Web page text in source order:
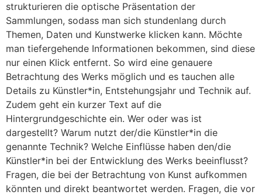
strukturieren die optische Präsentation der
Sammlungen, sodass man sich stundenlang durch
Themen, Daten und Kunstwerke klicken kann. Möchte
man tiefergehende Informationen bekommen, sind diese
nur einen Klick entfernt. So wird eine genauere
Betrachtung des Werks möglich und es tauchen alle
Details zu Künstler*in, Entstehungsjahr und Technik auf.
Zudem geht ein kurzer Text auf die
Hintergrundgeschichte ein. Wer oder was ist
dargestellt? Warum nutzt der/die Künstler*in die
genannte Technik? Welche Einflüsse haben den/die
Künstler*in bei der Entwicklung des Werks beeinflusst?
Fragen, die bei der Betrachtung von Kunst aufkommen
könnten und direkt beantwortet werden. Fragen, die vor